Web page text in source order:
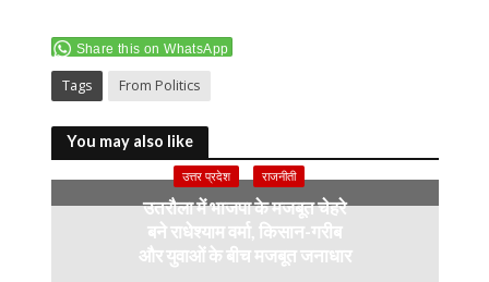
e
b
o
o
k
itt
er
p
y
Li
n
k
at
p
Share this on WhatsApp
Tags From Politics
You may also like
उत्तर प्रदेश राजनीती
उतरौला में भाजपा के मजबूत चेहरे
बने राधेश्याम वर्मा, किसान-गरीब
और युवाओं के बीच मजबूत जनाधार